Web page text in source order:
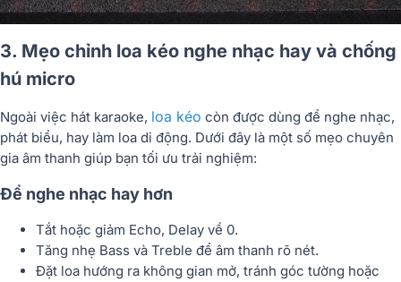
3. Mẹo chỉnh loa kéo nghe nhạc hay và chống
hú micro
Ngoài việc hát karaoke, loa kéo còn được dùng để nghe nhạc,
phát biểu, hay làm loa di động. Dưới đây là một số mẹo chuyên
gia âm thanh giúp bạn tối ưu trải nghiệm:
Để nghe nhạc hay hơn
Tắt hoặc giảm Echo, Delay về 0.
Tăng nhẹ Bass và Treble để âm thanh rõ nét.
Đặt loa hướng ra không gian mở, tránh góc tường hoặc